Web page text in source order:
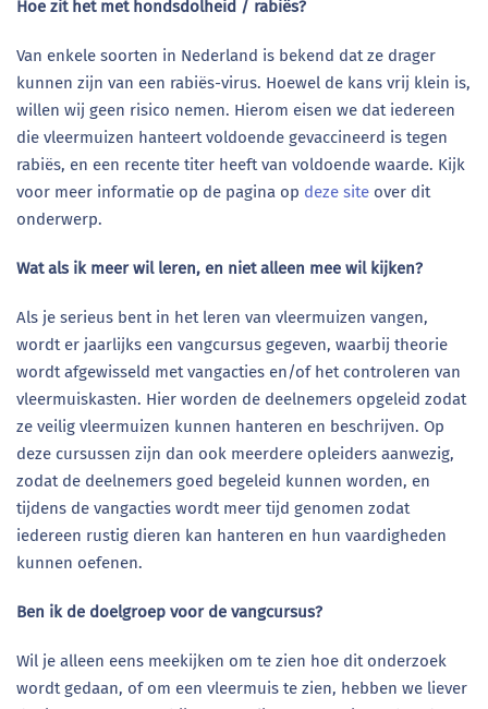
Hoe zit het met hondsdolheid / rabiës?
Van enkele soorten in Nederland is bekend dat ze drager
kunnen zijn van een rabiës-virus. Hoewel de kans vrij klein is,
willen wij geen risico nemen. Hierom eisen we dat iedereen
die vleermuizen hanteert voldoende gevaccineerd is tegen
rabiës, en een recente titer heeft van voldoende waarde. Kijk
voor meer informatie op de pagina op deze site over dit
onderwerp.
Wat als ik meer wil leren, en niet alleen mee wil kijken?
Als je serieus bent in het leren van vleermuizen vangen,
wordt er jaarlijks een vangcursus gegeven, waarbij theorie
wordt afgewisseld met vangacties en/of het controleren van
vleermuiskasten. Hier worden de deelnemers opgeleid zodat
ze veilig vleermuizen kunnen hanteren en beschrijven. Op
deze cursussen zijn dan ook meerdere opleiders aanwezig,
zodat de deelnemers goed begeleid kunnen worden, en
tijdens de vangacties wordt meer tijd genomen zodat
iedereen rustig dieren kan hanteren en hun vaardigheden
kunnen oefenen.
Ben ik de doelgroep voor de vangcursus?
Wil je alleen eens meekijken om te zien hoe dit onderzoek
wordt gedaan, of om een vleermuis te zien, hebben we liever